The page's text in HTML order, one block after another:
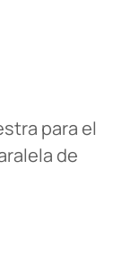
para el
de